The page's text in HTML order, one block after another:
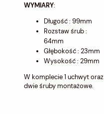
WYMIARY:
Długość : 99mm
Rozstaw śrub :
64mm
Głębokość : 23mm
Wysokość : 29mm
W komplecie 1 uchwyt oraz
dwie śruby montażowe.